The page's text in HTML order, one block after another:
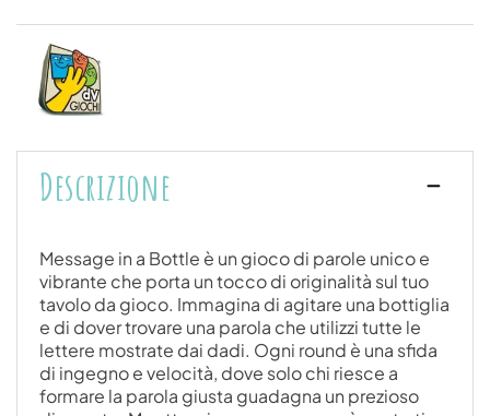
Descrizione
Message in a Bottle è un gioco di parole unico e
vibrante che porta un tocco di originalità sul tuo
tavolo da gioco. Immagina di agitare una bottiglia
e di dover trovare una parola che utilizzi tutte le
lettere mostrate dai dadi. Ogni round è una sfida
di ingegno e velocità, dove solo chi riesce a
formare la parola giusta guadagna un prezioso